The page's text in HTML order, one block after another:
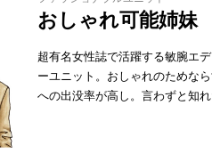
おしゃれ可能姉妹
超有名女性誌で活躍する敏腕エ
ーユニット。おしゃれのためな
への出没率が高し。言わずと知